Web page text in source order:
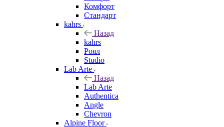
Комфорт
Стандарт
kahrs
Назад
kahrs
Роял
Studio
Lab Arte
Назад
Lab Arte
Authentica
Angle
Chevron
Alpine Floor